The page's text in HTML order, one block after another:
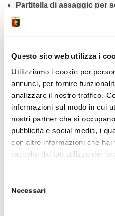
Questo sito web utilizza i
Utilizziamo i cookie per
annunci, per fornire
analizzare il nostro traffico.
informazioni sul modo in cui
nostri partner che si
pubblicità e social media, i
con altre informazioni che hai
raccolto dal tuo utilizzo dei
delNecessari
Partitella di assaggio per
Designati ufficiali gara
Il totem Vasquez verso
Sotto osservazione
Iniziata forteprevendita
Inf.
Genoa Women domenica
Women
Asta
su E-Bay per le
Allo stadio 48mila euro di
Bimbi”
Bandierine in vendita al
partite